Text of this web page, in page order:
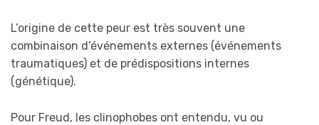
L’origine de cette peur est très souvent une
combinaison d’événements externes (événements
traumatiques) et de prédispositions internes
(génétique).
Pour Freud, les clinophobes ont entendu, vu ou